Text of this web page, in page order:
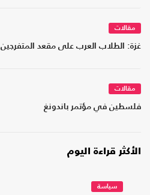
مقالات
غزة: الطلاب العرب على مقعد المتفرجين
مقالات
فلسطين في مؤتمر باندونغ
الأكثر قراءة اليوم
سياسة